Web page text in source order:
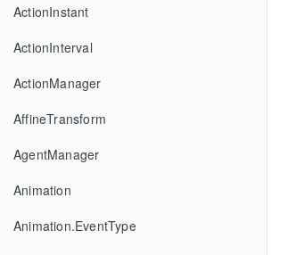
ActionInstant
ActionInterval
ActionManager
AffineTransform
AgentManager
Animation
Animation.EventType